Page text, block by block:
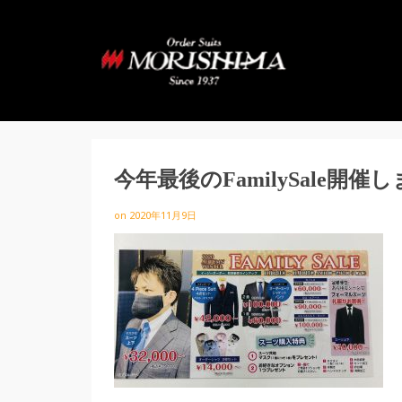
今年最後のFamilySale開催
on 2020年11月9日